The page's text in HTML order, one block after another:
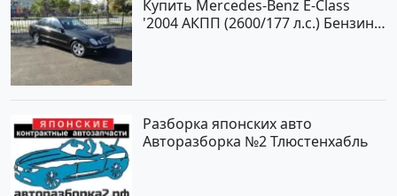
Купить Mercedes-Benz E-Class
'2004 АКПП (2600/177 л.с.) Бензин
Разборка японских авто
Авторазборка №2 Тлюстенхабль